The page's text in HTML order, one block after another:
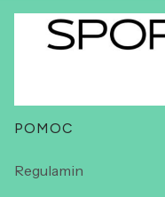
Linki w stopce
POMOC
Regulamin